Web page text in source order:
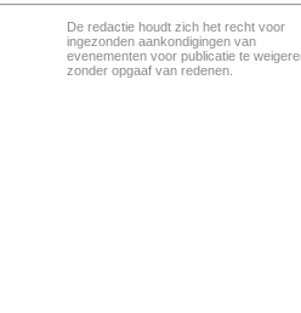
De redactie houdt zich het recht voor
ingezonden aankondigingen van
evenementen voor publicatie te
zonder opgaaf van redenen.